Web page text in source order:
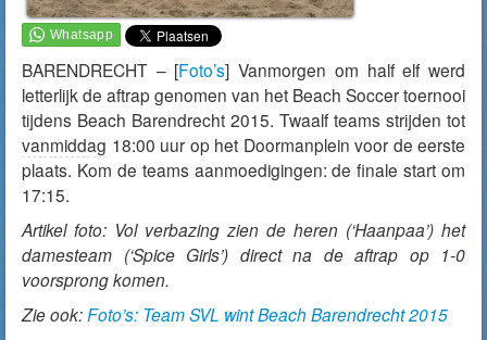
BARENDRECHT – [Foto’s] Vanmorgen om half elf werd
letterlijk de aftrap genomen van het Beach Soccer toernooi
tijdens Beach Barendrecht 2015. Twaalf teams strijden tot
vanmiddag 18:00 uur op het Doormanplein voor de eerste
plaats. Kom de teams aanmoedigingen: de finale start om
17:15.
Artikel foto: Vol verbazing zien de heren (‘Haanpaa’) het
damesteam (‘Spice Girls’) direct na de aftrap op 1-0
voorsprong komen.
Zie ook: Foto’s: Team SVL wint Beach Barendrecht 2015